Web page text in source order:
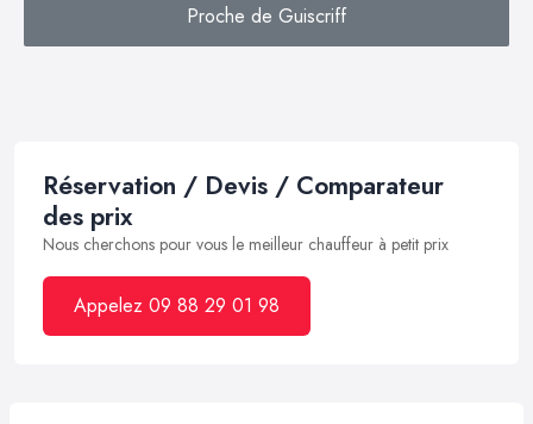
Proche de Guiscriff
Réservation / Devis / Comparateur
des prix
Nous cherchons pour vous le meilleur chauffeur à petit prix
Appelez 09 88 29 01 98